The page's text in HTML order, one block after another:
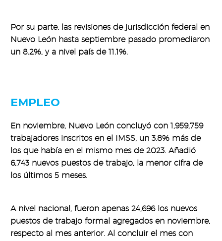
Por su parte, las revisiones de jurisdicción federal en
Nuevo León hasta septiembre pasado promediaron
un 8.2%, y a nivel país de 11.1%.
EMPLEO
En noviembre, Nuevo León concluyó con 1,959,759
trabajadores inscritos en el IMSS, un 3.8% más de
los que había en el mismo mes de 2023. Añadió
6,743 nuevos puestos de trabajo, la menor cifra de
los últimos 5 meses.
A nivel nacional, fueron apenas 24,696 los nuevos
puestos de trabajo formal agregados en noviembre,
respecto al mes anterior. Al concluir el mes con